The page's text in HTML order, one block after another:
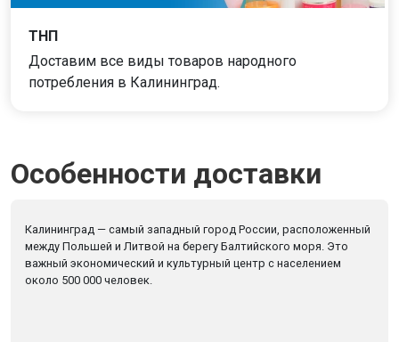
ТНП
Доставим все виды товаров народного
потребления в Калининград.
Особенности доставки
Калининград — самый западный город России, расположенный
между Польшей и Литвой на берегу Балтийского моря. Это
важный экономический и культурный центр с населением
около 500 000 человек.